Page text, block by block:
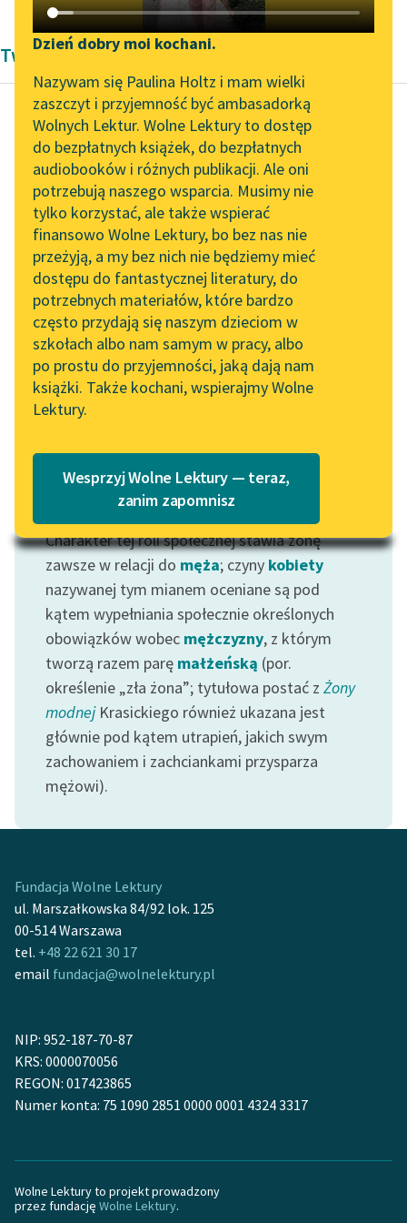
Katalog DAISY
Podkasty o książkach
Zgłoś brak utworu
Aktualności
„Prokurator Alicja Horn”
do słuchania
Byliśmy częścią AI Impact
Lab
Zapraszamy na spotkanie
online z tłumaczkami
literatury skandynawskiej
Spotkanie z Katarzyną
Tunkiel w Oslo
102. lata temu zmarł
Joseph Conrad
Lektury szkolne i klasyka
literatury do słuchania dla
uczennic i uczniów z
niepełnosprawnościami
E-kolekcja lektur
szkolnych i literatury do
słuchania dla uczennic i
uczniów z
niepełnosprawnościami
Feministyczne inspiracje.
Popularyzacja
skandynawskiej literatury
feministycznej
Ręce pełne poezji
twórców przechodzących
do domeny publicznej,
lektur szkolnych oraz
Starego Testamentu
Odkurzamy bohaterów
Lektur
Narzędzia
Mapa Wolnych Lektur
Leśmianator
Przewodnik dla piszących i
czytających
API
OAI-PMH
Widget Wolnych Lektur
Przypisy
Katalog w formacie PDF
O nas
O projekcie
Zespół
Dzień dobry moi kochani.
Nazywam się Paulina Holtz i mam wielki
zaszczyt i przyjemność być ambasadorką
Wolnych Lektur. Wolne Lektury to dostęp
do bezpłatnych książek, do bezpłatnych
audiobooków i różnych publikacji. Ale oni
potrzebują naszego wsparcia. Musimy nie
tylko korzystać, ale także wspierać
finansowo Wolne Lektury, bo bez nas nie
przeżyją, a my bez nich nie będziemy mieć
dostępu do fantastycznej literatury, do
potrzebnych materiałów, które bardzo
często przydają się naszym dzieciom w
szkołach albo nam samym w pracy, albo
po prostu do przyjemności, jaką dają nam
książki. Także kochani, wspierajmy Wolne
Lektury.
Wesprzyj Wolne Lektury — teraz,
zanim zapomnisz
Twórczość Edgara Allana Poe'go
Edgar Allan Poe
Czarny kot
Tymczasem żona
moja, która się nigdy
nie skarżyła, stała się
— niestety — moim
codziennym kozłem
ofiarnym...
Czytaj więcej
Motyw: Żona
Charakter tej roli społecznej stawia żonę
zawsze w relacji do męża; czyny kobiety
nazywanej tym mianem oceniane są pod
kątem wypełniania społecznie określonych
obowiązków wobec mężczyzny, z którym
tworzą razem parę małżeńską (por.
określenie „zła żona”; tytułowa postać z Żony
modnejKrasickiego również ukazana jest
głównie pod kątem utrapień, jakich swym
zachowaniem i zachciankami przysparza
mężowi).
Fundacja Wolne Lektury
ul. Marszałkowska 84/92 lok. 125
00-514 Warszawa
tel. +48 22 621 30 17
email fundacja@wolnelektury.pl
NIP: 952-187-70-87
KRS: 0000070056
REGON: 017423865
Numer konta: 75 1090 2851 0000 0001 4324 3317
Wolne Lektury to projekt prowadzony
przez fundację Wolne Lektury.